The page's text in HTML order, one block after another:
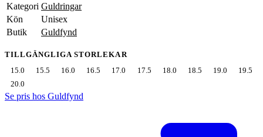
Kategori Guldringar
Kön
Unisex
Butik
Guldfynd
TILLGÄNGLIGA STORLEKAR
15.0
15.5 16.0 16.5 17.0 17.5 18.0 18.5 19.0
19.5
20.0
Se pris hos Guldfynd